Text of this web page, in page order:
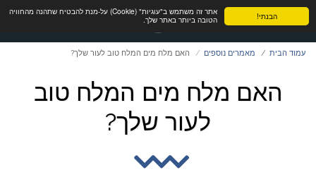
הבנתי!
אתר זה משתמש ב"עוגיות" (Cookie) על-מנת להבטיח שתהנה מהחוויה
הטובה ביותר באתר שלך.
עמוד הבית מאמרים נוספים האם מלח מים המלח טוב לעור שלך?
האם מלח מים המלח טוב
לעור שלך?